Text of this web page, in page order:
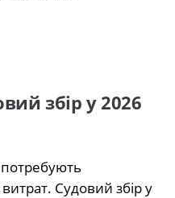
збір у 2026
потребують
Судовий збір у